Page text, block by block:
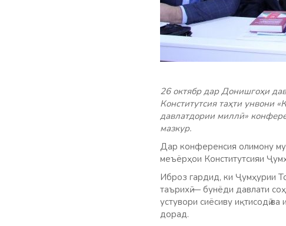
26 октябр дар Донишгоҳи
Конститутсия таҳти унвони
давлатдории миллӣ»
мазкур.
Дар конференсия олимону
меъёрҳои Конститутсияи
Иброз гардид, ки Ҷумҳурии
таърихӣ — бунёди давлати
устувори сиёсиву иқтисодӣ
дорад.